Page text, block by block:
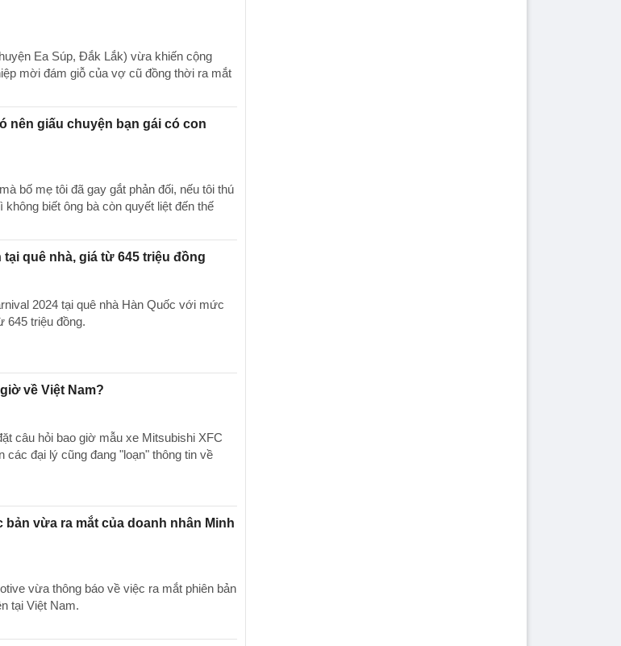
Ea Súp, Đắk Lắk) vừa khiến cộng
mời đám giỗ của vợ cũ đồng thời ra mắt
nên giấu chuyện bạn gái có con
bố mẹ tôi đã gay gắt phản đối, nếu tôi thú
biết ông bà còn quyết liệt đến thế
tại quê nhà, giá từ 645 triệu đồng
2024 tại quê nhà Hàn Quốc với mức
645 triệu đồng.
về Việt Nam?
câu hỏi bao giờ mẫu xe Mitsubishi XFC
các đại lý cũng đang "loạn" thông tin về
bản vừa ra mắt của doanh nhân Minh
vừa thông báo về việc ra mắt phiên bản
tại Việt Nam.